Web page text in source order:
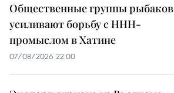
Общественные группы рыбаков
усиливают борьбу с ННН-
промыслом в Хатине
07/08/2026 22:00